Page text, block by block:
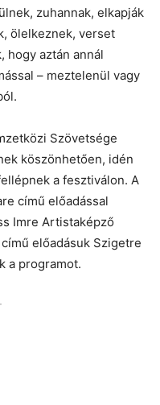
zuhannak, elkapják
ölelkeznek, verset
hogy aztán annál
– meztelenül vagy
Szövetsége
köszönhetően, idén
a fesztiválon. A
című előadással
Imre Artistaképző
előadásuk Szigetre
a programot.